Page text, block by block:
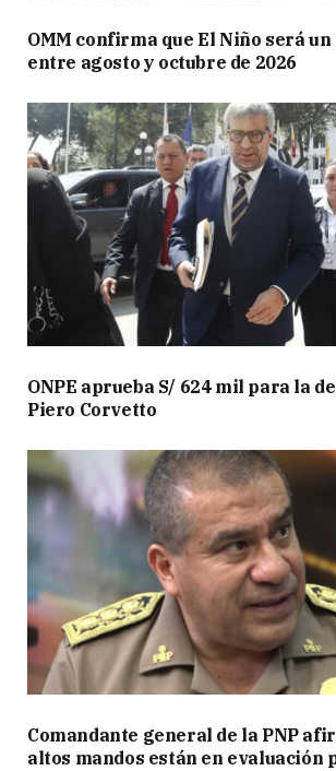
OMM confirma que El Niño será
entre agosto y octubre de 2026
ONPE aprueba S/ 624 mil para la
Piero Corvetto
Comandante general de la PNP
altos mandos están en evaluación